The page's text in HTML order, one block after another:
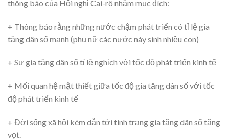
thông báo của Hội nghị Cai-rô nhằm mục đích:
+ Thông báo rằng những nước chậm phát triển có tỉ lệ gia
tăng dân số mạnh (phụ nữ các nước này sinh nhiều con)
+ Sự gia tăng dân số tỉ lệ nghịch với tốc độ phát triển kinh tế
+ Mối quan hệ mật thiết giữa tốc độ gia tăng dân số với tốc
độ phát triển kinh tế
+ Đời sống xã hội kém dẫn tới tình trạng gia tăng dân số tăng
vọt.